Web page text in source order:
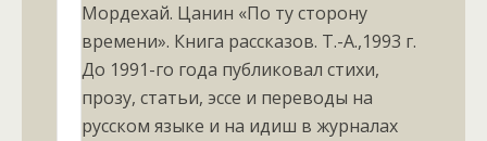
Мордехай. Цанин «По ту сторону
времени». Книга рассказов. Т.-А.,1993 г.
До 1991-го года публиковал стихи,
прозу, статьи, эссе и переводы на
русском языке и на идиш в журналах